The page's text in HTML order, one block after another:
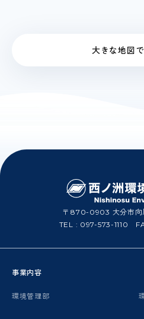
大きな地図
〒870-0903 大分市
TEL : 097-573-1110
事業内容
環境管理部